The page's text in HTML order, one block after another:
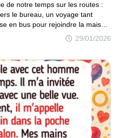
29/01/2026
de notre temps sur les routes :
le bureau, un voyage tant
en bus pour rejoindre la maison
situations sont multiples, mais
gens sont assis ou debout à côté
leur cède une place, font
l’heure de pointe la plus
de métro peut se transformer